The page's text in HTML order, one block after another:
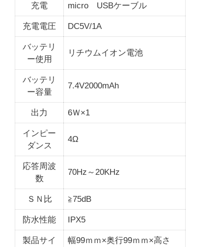
充電 micro USBケーブル
充電電圧 DC5V/1A
バッテリ
ー使用
リチウムイオン電池
バッテリ
ー容量
7.4V2000mAh
出力 6Ｗ×1
インピー
ダンス
4Ω
応答周波
数
70Hz～20KHz
ＳＮ比 ≧75dB
防水性能 IPX5
製品サイ
幅99ｍｍ×奥行99ｍｍ×高さ